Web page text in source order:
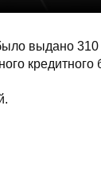
выдано 310